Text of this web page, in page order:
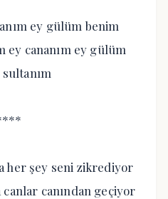
ey gülüm benim
ey cananım ey gülüm
her şey seni zikrediyor
canından geçiyor